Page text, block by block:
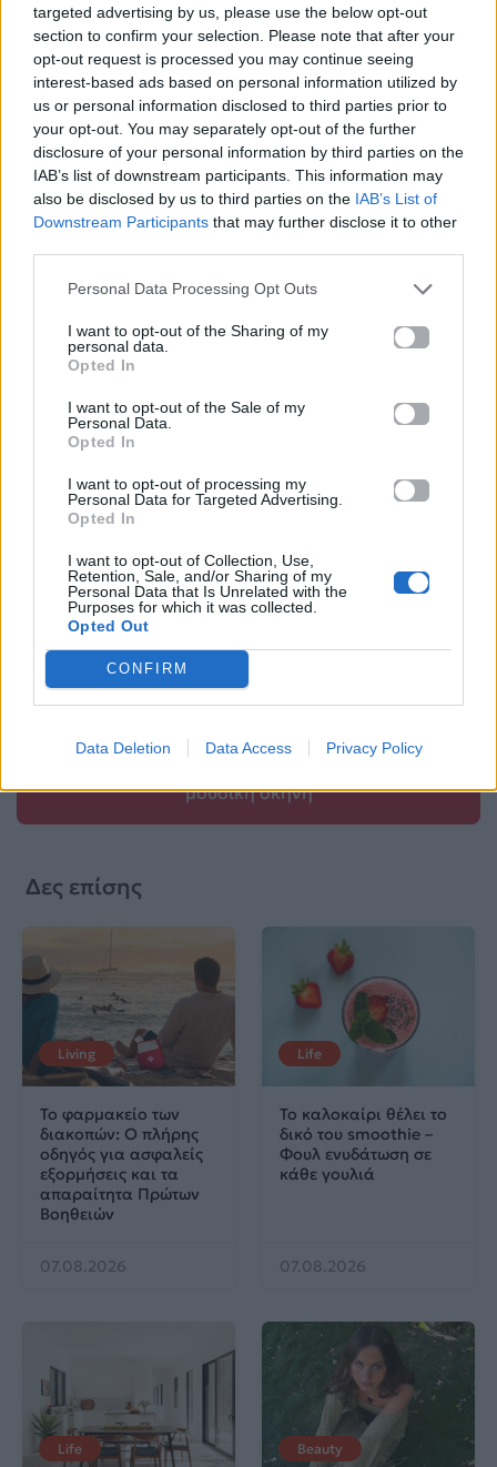
targeted advertising by us, please use the below opt-out
section to confirm your selection. Please note that after your
opt-out request is processed you may continue seeing
interest-based ads based on personal information utilized by
us or personal information disclosed to third parties prior to
your opt-out. You may separately opt-out of the further
disclosure of your personal information by third parties on the
IAB’s list of downstream participants. This information may
also be disclosed by us to third parties on the IAB’s List of
Downstream Participants that may further disclose it to other
Personal Data Processing Opt Outs
I want to opt-out of the Sharing of my
personal data.
Opted In
I want to opt-out of the Sale of my
Personal Data.
Opted In
I want to opt-out of processing my
Personal Data for Targeted Advertising.
Opted In
I want to opt-out of Collection, Use,
Retention, Sale, and/or Sharing of my
Personal Data that Is Unrelated with the
Purposes for which it was collected.
Opted Out
CONFIRM
Data Deletion Data Access Privacy Policy
Προηγούμενο
Disney Villains και
Ζώδια: Ανακάλυψε
ποιος Disney
Villain είσαι
Επόμενο
Μεταμόρφωσε τον
χώρο – 4 ιδέες για
ανανέωση
Βιογραφικά
Ελλήνων
Καλλιτεχνών
με πληροφορίες για
δισκογραφία, πορεία
και σημαντικές στιγμές
τους στην ελληνική
μουσική σκηνή
Δες επίσης
Living
Το φαρμακείο των
διακοπών: Ο πλήρης
οδηγός για ασφαλείς
εξορμήσεις και τα
απαραίτητα Πρώτων
Βοηθειών
07.08.2026
Life
Το καλοκαίρι θέλει το
δικό του smoothie –
Φουλ ενυδάτωση σε
κάθε γουλιά
07.08.2026
Life Beauty